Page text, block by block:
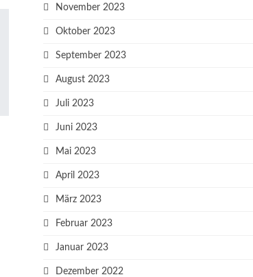
November 2023
Oktober 2023
September 2023
August 2023
Juli 2023
Juni 2023
Mai 2023
April 2023
März 2023
Februar 2023
Januar 2023
Dezember 2022